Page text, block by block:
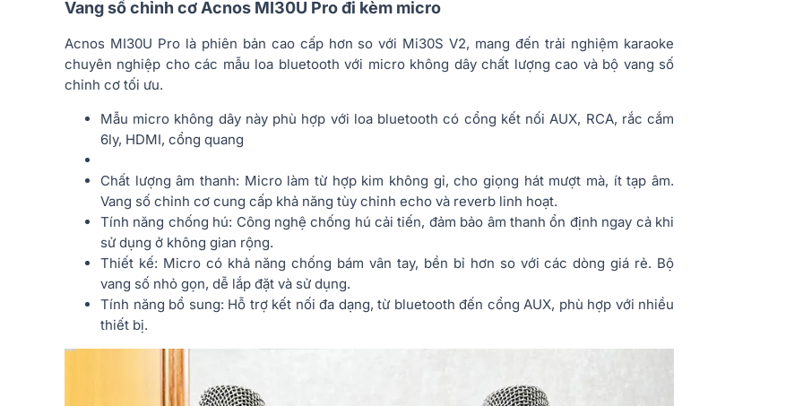
Vang số chỉnh cơ Acnos MI30U Pro đi kèm micro
Acnos MI30U Pro là phiên bản cao cấp hơn so với Mi30S V2, mang đến trải nghiệm karaoke
chuyên nghiệp cho các mẫu loa bluetooth với micro không dây chất lượng cao và bộ vang số
chỉnh cơ tối ưu.
Mẫu micro không dây này phù hợp với loa bluetooth có cổng kết nối AUX, RCA, rắc cắm
6ly, HDMI, cổng quang
Chất lượng âm thanh: Micro làm từ hợp kim không gỉ, cho giọng hát mượt mà, ít tạp âm.
Vang số chỉnh cơ cung cấp khả năng tùy chỉnh echo và reverb linh hoạt.
Tính năng chống hú: Công nghệ chống hú cải tiến, đảm bảo âm thanh ổn định ngay cả khi
sử dụng ở không gian rộng.
Thiết kế: Micro có khả năng chống bám vân tay, bền bỉ hơn so với các dòng giá rẻ. Bộ
vang số nhỏ gọn, dễ lắp đặt và sử dụng.
Tính năng bổ sung: Hỗ trợ kết nối đa dạng, từ bluetooth đến cổng AUX, phù hợp với nhiều
thiết bị.